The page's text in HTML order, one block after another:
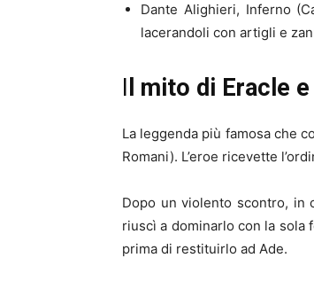
Dante Alighieri, Inferno
lacerandoli con artigli e
I l mito di Eracle
La leggenda più famosa che
Romani). L’eroe ricevette
Dopo un violento scontro, in
riuscì a dominarlo con la sola
prima di restituirlo ad Ade.